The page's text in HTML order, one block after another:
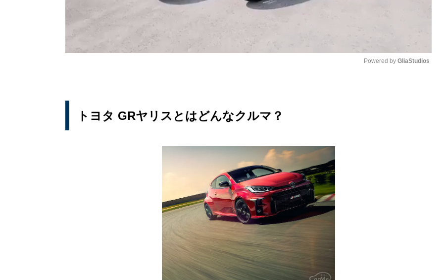
Powered by GliaStudios
トヨタ GRヤリスとはどんなクルマ？